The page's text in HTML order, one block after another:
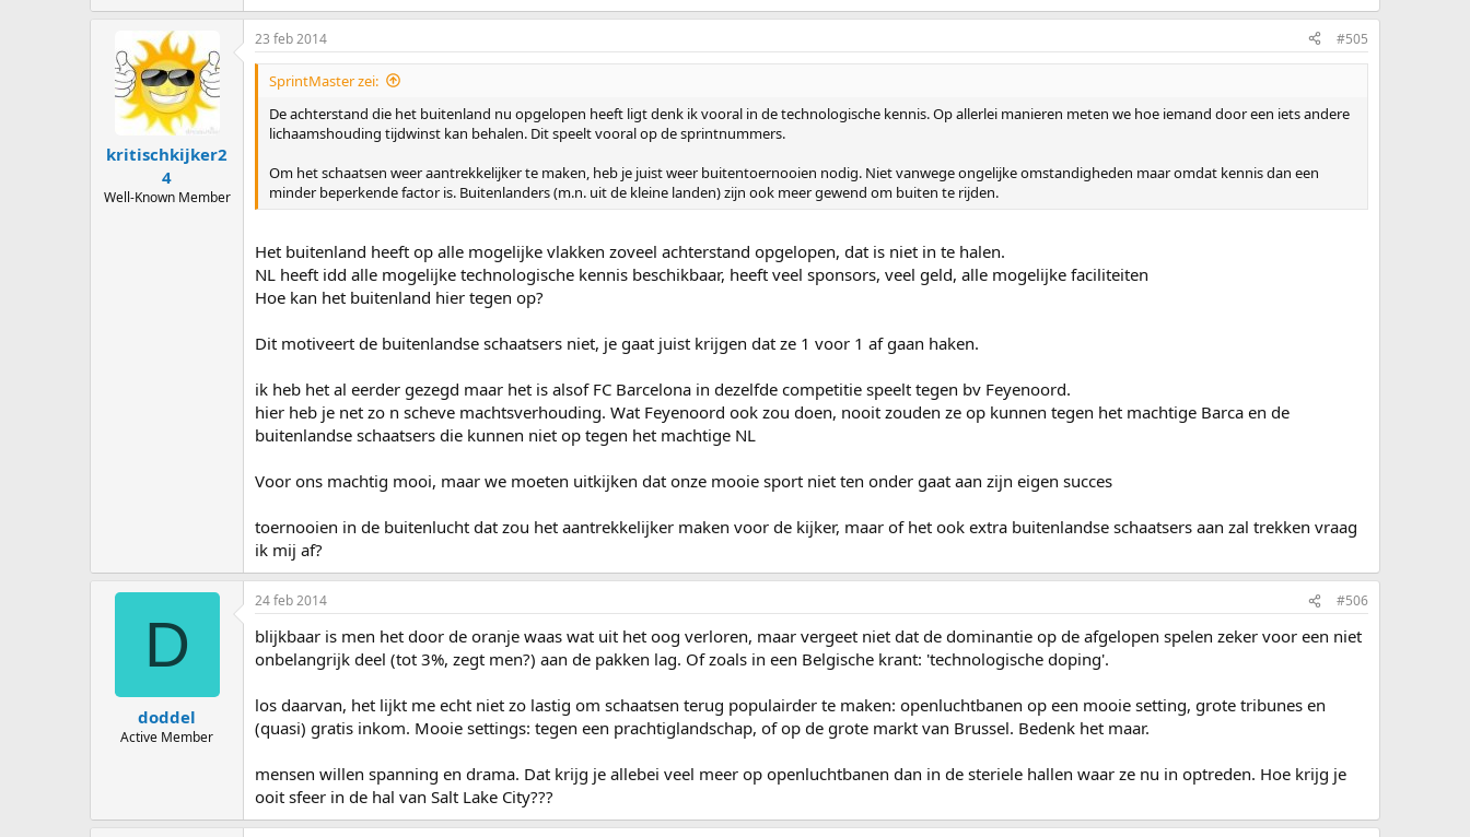
kritischkijker2
4
Well-Known Member
23 feb 2014 #505
SprintMaster zei:
De achterstand die het buitenland nu opgelopen heeft ligt denk ik vooral in de technologische kennis. Op allerlei manieren meten we hoe iemand door een iets andere
lichaamshouding tijdwinst kan behalen. Dit speelt vooral op de sprintnummers.
Om het schaatsen weer aantrekkelijker te maken, heb je juist weer buitentoernooien nodig. Niet vanwege ongelijke omstandigheden maar omdat kennis dan een
minder beperkende factor is. Buitenlanders (m.n. uit de kleine landen) zijn ook meer gewend om buiten te rijden.
Het buitenland heeft op alle mogelijke vlakken zoveel achterstand opgelopen, dat is niet in te halen.
NL heeft idd alle mogelijke technologische kennis beschikbaar, heeft veel sponsors, veel geld, alle mogelijke faciliteiten
Hoe kan het buitenland hier tegen op?
Dit motiveert de buitenlandse schaatsers niet, je gaat juist krijgen dat ze 1 voor 1 af gaan haken.
ik heb het al eerder gezegd maar het is alsof FC Barcelona in dezelfde competitie speelt tegen bv Feyenoord.
hier heb je net zo n scheve machtsverhouding. Wat Feyenoord ook zou doen, nooit zouden ze op kunnen tegen het machtige Barca en de
buitenlandse schaatsers die kunnen niet op tegen het machtige NL
Voor ons machtig mooi, maar we moeten uitkijken dat onze mooie sport niet ten onder gaat aan zijn eigen succes
toernooien in de buitenlucht dat zou het aantrekkelijker maken voor de kijker, maar of het ook extra buitenlandse schaatsers aan zal trekken vraag
ik mij af?
D
doddel
Active Member
24 feb 2014 #506
blijkbaar is men het door de oranje waas wat uit het oog verloren, maar vergeet niet dat de dominantie op de afgelopen spelen zeker voor een niet
onbelangrijk deel (tot 3%, zegt men?) aan de pakken lag. Of zoals in een Belgische krant: 'technologische doping'.
los daarvan, het lijkt me echt niet zo lastig om schaatsen terug populairder te maken: openluchtbanen op een mooie setting, grote tribunes en
(quasi) gratis inkom. Mooie settings: tegen een prachtiglandschap, of op de grote markt van Brussel. Bedenk het maar.
mensen willen spanning en drama. Dat krijg je allebei veel meer op openluchtbanen dan in de steriele hallen waar ze nu in optreden. Hoe krijg je
ooit sfeer in de hal van Salt Lake City???